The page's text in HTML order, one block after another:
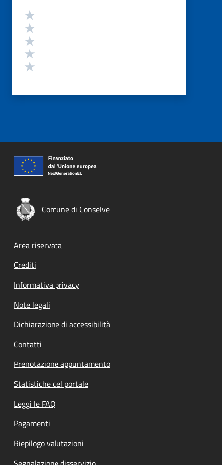
Valutazione
Comune di Conselve
Footer menu
Area riservata
Crediti
Informativa privacy
Note legali
Dichiarazione di accessibilità
Contatti
Prenotazione appuntamento
Statistiche del portale
Leggi le FAQ
Pagamenti
Riepilogo valutazioni